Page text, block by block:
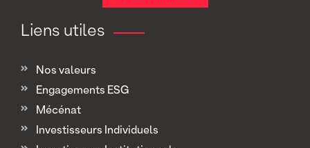
Liens utiles
Nos valeurs
Engagements ESG
Mécénat
Investisseurs Individuels